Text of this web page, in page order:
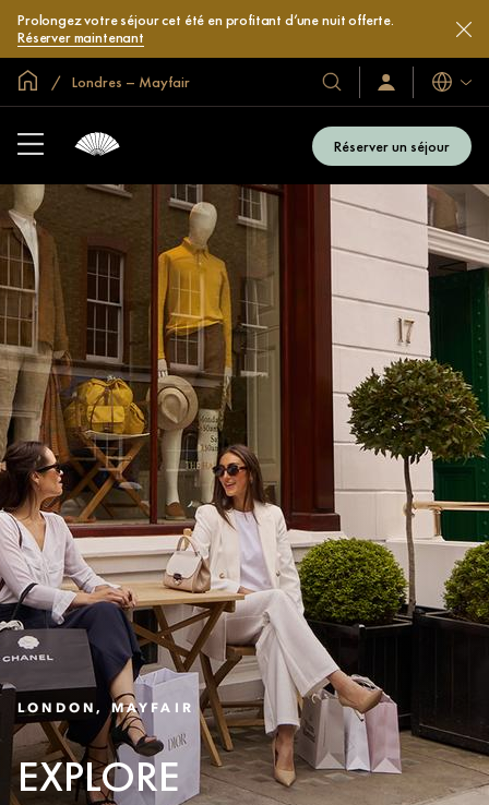
Prolongez votre séjour cet été en profitant d’une nuit offerte.
Réserver maintenant
AccueilLondres – Mayfair
Nos
hôtels
et
complexes
Identification/
Langues
Réserver un séjour
LONDON, MAYFAIR
EXPLORE